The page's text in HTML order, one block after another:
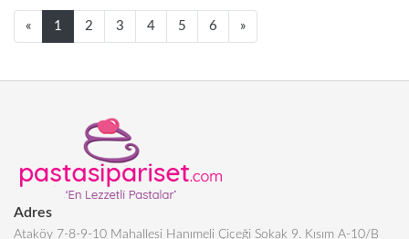
«Next1 2 3 4 5 6 »Next
Adres
Ataköy 7-8-9-10 Mahallesi Hanımeli Çiçeği Sokak 9. Kısım A-10/B